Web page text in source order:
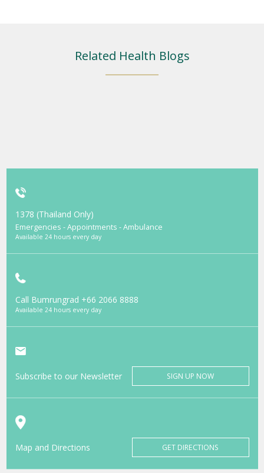
Related Health Blogs
1378 (Thailand Only)
Emergencies - Appointments - Ambulance
Available 24 hours every day
Call Bumrungrad +66 2066 8888
Available 24 hours every day
Subscribe to our Newsletter SIGN UP NOW
Map and Directions GET DIRECTIONS